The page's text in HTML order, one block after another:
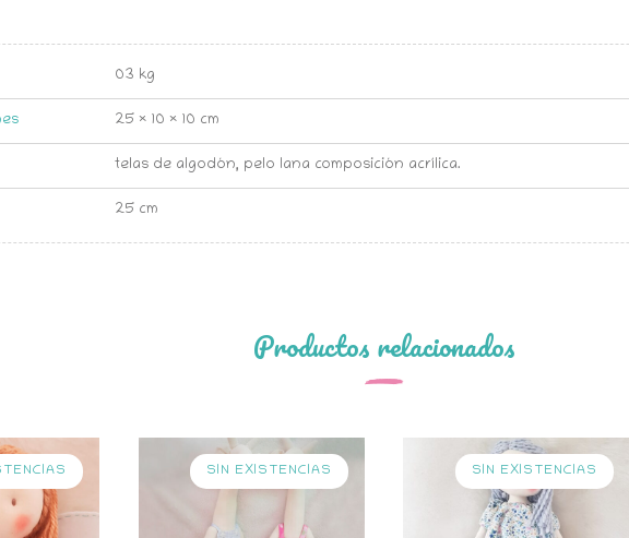
03 kg
25 × 10 × 10 cm
telas de algodón, pelo lana composición acrílica.
25 cm
Productos relacionados
SIN EXISTENCIAS SIN EXISTENCIAS